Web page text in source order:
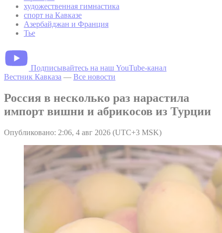
художественная гимнастика
спорт на Кавказе
Азербайджан и Франция
Тье
Подписывайтесь на наш YouTube-канал
Вестник Кавказа — Все новости
Россия в несколько раз нарастила
импорт вишни и абрикосов из Турции
Опубликовано: 2:06, 4 авг 2026 (UTC+3 MSK)